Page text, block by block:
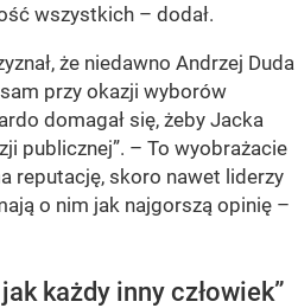
wszystkich – dodał.
że niedawno Andrzej Duda
przy okazji wyborów
domagał się, żeby Jacka
publicznej”. – To wyobrażacie
reputację, skoro nawet liderzy
o nim jak najgorszą opinię –
każdy inny człowiek”